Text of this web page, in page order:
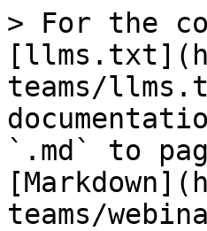
> For the
teams/
`.md` to
teams/